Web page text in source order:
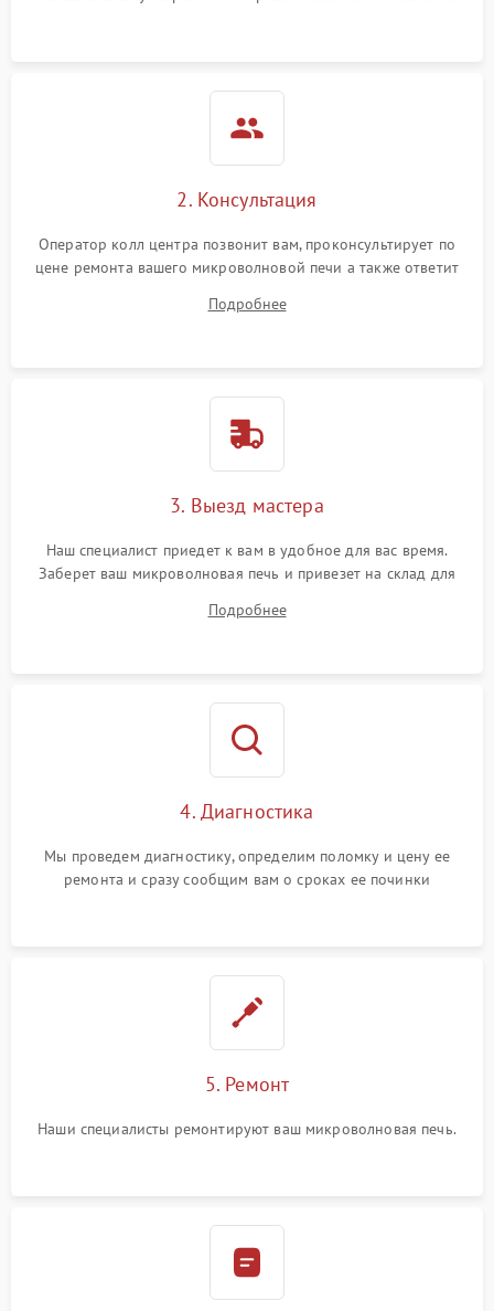
2. Консультация
Оператор колл центра позвонит вам, проконсультирует по
цене ремонта вашего микроволновой печи а также ответит
Подробнее
3. Выезд мастера
Наш специалист приедет к вам в удобное для вас время.
Заберет ваш микроволновая печь и привезет на склад для
Подробнее
4. Диагностика
Мы проведем диагностику, определим поломку и цену ее
ремонта и сразу сообщим вам о сроках ее починки
5. Ремонт
Наши специалисты ремонтируют ваш микроволновая печь.